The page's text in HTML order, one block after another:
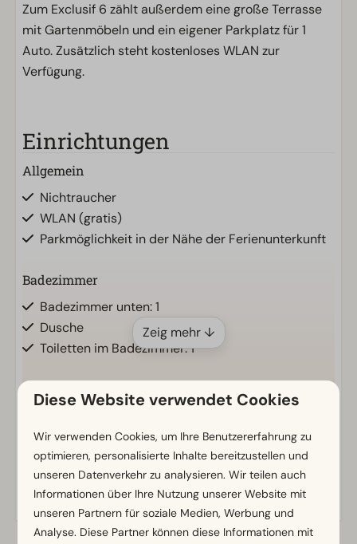
Zum Exclusif 6 zählt außerdem eine große Terrasse
mit Gartenmöbeln und ein eigener Parkplatz für 1
Auto. Zusätzlich steht kostenloses WLAN zur
Verfügung.
Einrichtungen
Allgemein
Nichtraucher
WLAN (gratis)
Parkmöglichkeit in der Nähe der Ferienunterkunft
Badezimmer
Badezimmer unten: 1
Dusche
Toiletten im Badezimmer: 1
Terrasse
Garten
Gartenmöbel
Küche
Zeig mehr ↓
Energielabel(s)
Diese Website verwendet Cookies
Wir verwenden Cookies, um Ihre Benutzererfahrung zu
optimieren, personalisierte Inhalte bereitzustellen und
unseren Datenverkehr zu analysieren. Wir teilen auch
Informationen über Ihre Nutzung unserer Website mit
unseren Partnern für soziale Medien, Werbung und
Analyse. Diese Partner können diese Informationen mit